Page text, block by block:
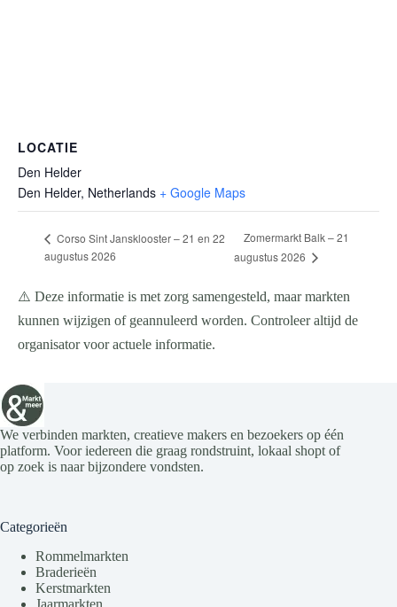
LOCATIE
Den Helder
Den Helder, Netherlands + Google Maps
Corso Sint Jansklooster – 21 en 22
augustus 2026
Zomermarkt Balk – 21
augustus 2026
⚠️ Deze informatie is met zorg samengesteld, maar markten
kunnen wijzigen of geannuleerd worden. Controleer altijd de
organisator voor actuele informatie.
We verbinden markten, creatieve makers en bezoekers op één
platform. Voor iedereen die graag rondstruint, lokaal shopt of
op zoek is naar bijzondere vondsten.
Categorieën
Rommelmarkten
Braderieën
Kerstmarkten